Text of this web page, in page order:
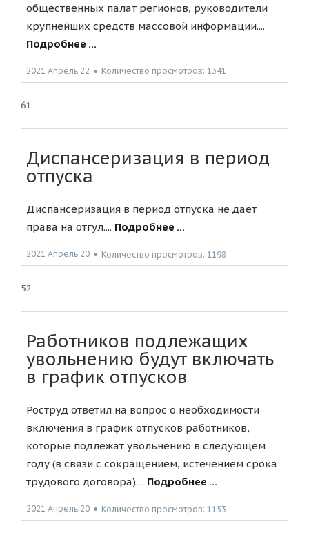
общественных палат регионов, руководители
крупнейших средств массовой информации....
Подробнее ...
2021 Апрель 22 ● Количество просмотров: 1341
61
Диспансеризация в период
отпуска
Диспансеризация в период отпуска не дает
права на отгул.... Подробнее ...
2021 Апрель 20 ● Количество просмотров: 1198
52
Работников подлежащих
увольнению будут включать
в график отпусков
Роструд ответил на вопрос о необходимости
включения в график отпусков работников,
которые подлежат увольнению в следующем
году (в связи с сокращением, истечением срока
трудового договора).... Подробнее ...
2021 Апрель 20 ● Количество просмотров: 1153